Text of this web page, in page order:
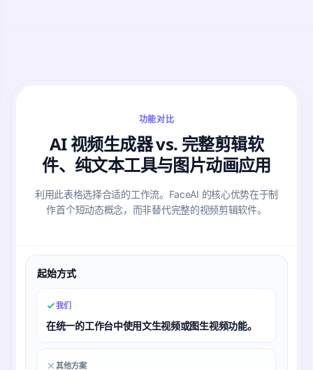
功能对比
AI 视频生成器 vs. 完整剪辑软
件、纯文本工具与图片动画应用
利用此表格选择合适的工作流。FaceAI 的核心优势在于制
作首个短动态概念，而非替代完整的视频剪辑软件。
起始方式
我们
在统一的工作台中使用文生视频或图生视频功能。
其他方案